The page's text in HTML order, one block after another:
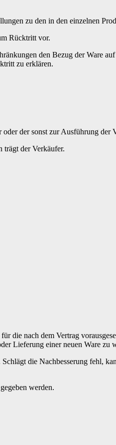
zu den in den einzelnen
Rücktritt vor.
den Bezug der Ware
zu erklären.
der sonst zur Ausführung der
trägt der Verkäufer.
die nach dem Vertrag
Lieferung einer neuen Ware zu
die Nachbesserung fehl,
werden.